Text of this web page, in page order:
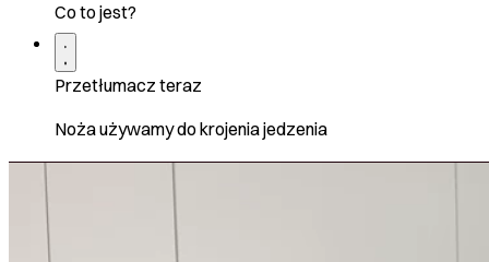
Co to jest?
Przetłumacz teraz
Noża używamy do krojenia jedzenia